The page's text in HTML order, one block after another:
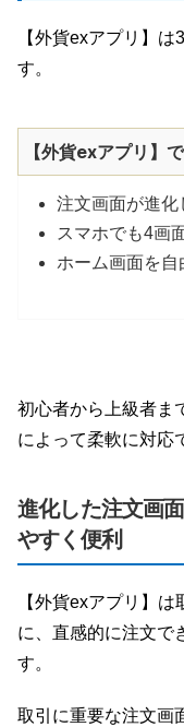
【外貨exアプリ】
す。
【外貨exアプリ】
注文画面が進化
スマホでも4画
ホーム画面を
初心者から上級者ま
によって柔軟に対応
進化した注文画
やすく便利
【外貨exアプリ】
に、直感的に注文で
す。
取引に重要な注文画